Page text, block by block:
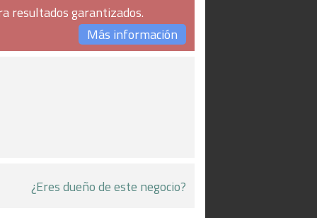
resultados garantizados.
Más información
¿Eres dueño de este negocio?